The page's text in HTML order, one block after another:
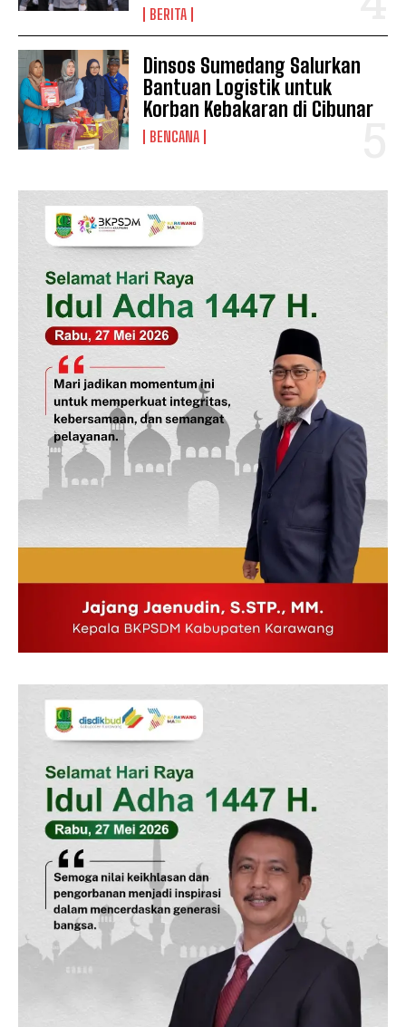
News Week
Magazine PRO
SUBSCRIBE NOW
Company
Disclaimer
Kontak Kami
Redaksi
Pedoman Media Siber
Tentang Kami
Indeks Berita
BERITA
Dinsos Sumedang Salurkan
Bantuan Logistik untuk
Korban Kebakaran di Cibunar
BENCANA